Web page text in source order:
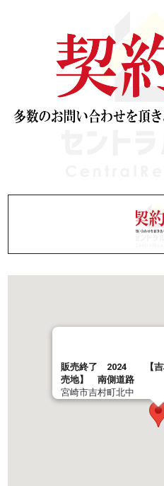
販売終了 2024 【吉
売地】 南側道路
宮崎市吉村町北中